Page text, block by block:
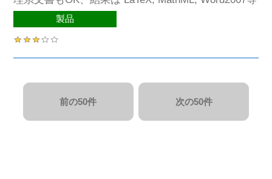
製品
前の50件 次の50件